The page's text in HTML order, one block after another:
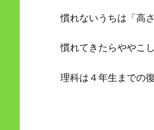
慣れないうちは「高
慣れてきたらややこ
理科は４年生までの